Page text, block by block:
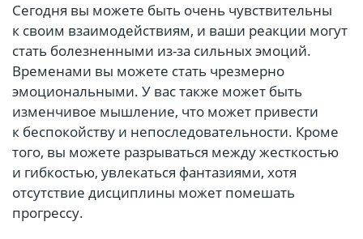
Сегодня вы можете быть очень чувствительны
к своим взаимодействиям, и ваши реакции могут
стать болезненными из-за сильных эмоций.
Временами вы можете стать чрезмерно
эмоциональными. У вас также может быть
изменчивое мышление, что может привести
к беспокойству и непоследовательности. Кроме
того, вы можете разрываться между жесткостью
и гибкостью, увлекаться фантазиями, хотя
отсутствие дисциплины может помешать
прогрессу.